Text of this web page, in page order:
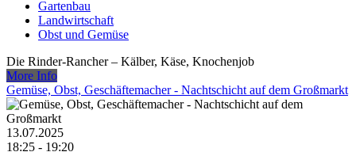
Gartenbau
Landwirtschaft
Obst und Gemüse
Die Rinder-Rancher – Kälber, Käse, Knochenjob
More Info
Gemüse, Obst, Geschäftemacher - Nachtschicht auf dem Großmarkt
13.07.2025
18:25 - 19:20